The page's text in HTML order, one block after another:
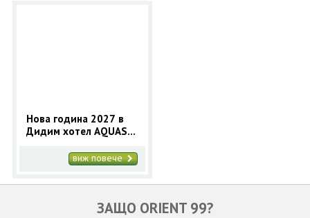
Нова година 2027 в
Дидим хотел AQUASIS
5* - 3 нощувки с
виж повече
ЗАЩО ORIENT 99?